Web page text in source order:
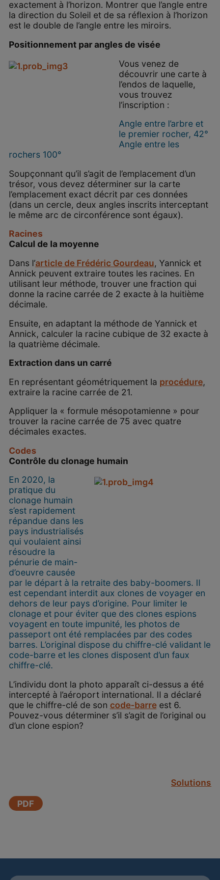
exactement à l’horizon. Montrer que l’angle entre
la direction du Soleil et de sa réflexion à l’horizon
est le double de l’angle entre les miroirs.
Positionnement par angles de visée
Vous venez de
découvrir une carte à
l’endos de laquelle,
vous trouvez
l’inscription :
Angle entre l’arbre et
le premier rocher, 42°
Angle entre les
rochers 100°
Soupçonnant qu’il s’agit de l’emplacement d’un
trésor, vous devez déterminer sur la carte
l’emplacement exact décrit par ces données
(dans un cercle, deux angles inscrits interceptant
le même arc de circonférence sont égaux).
Racines
Calcul de la moyenne
Dans l’article de Frédéric Gourdeau, Yannick et
Annick peuvent extraire toutes les racines. En
utilisant leur méthode, trouver une fraction qui
donne la racine carrée de 2 exacte à la huitième
décimale.
Ensuite, en adaptant la méthode de Yannick et
Annick, calculer la racine cubique de 32 exacte à
la quatrième décimale.
Extraction dans un carré
En représentant géométriquement la procédure,
extraire la racine carrée de 21.
Appliquer la « formule mésopotamienne » pour
trouver la racine carrée de 75 avec quatre
décimales exactes.
Codes
Contrôle du clonage humain
En 2020, la
pratique du
clonage humain
s’est rapidement
répandue dans les
pays industrialisés
qui voulaient ainsi
résoudre la
pénurie de main-
d’oeuvre causée
par le départ à la retraite des baby-boomers. Il
est cependant interdit aux clones de voyager en
dehors de leur pays d’origine. Pour limiter le
clonage et pour éviter que des clones espions
voyagent en toute impunité, les photos de
passeport ont été remplacées par des codes
barres. L’original dispose du chiffre-clé validant le
code-barre et les clones disposent d’un faux
chiffre-clé.
L’individu dont la photo apparaît ci-dessus a été
intercepté à l’aéroport international. Il a déclaré
que le chiffre-clé de son code-barreest 6.
Pouvez-vous déterminer s’il s’agit de l’original ou
d’un clone espion?
Solutions
PDF